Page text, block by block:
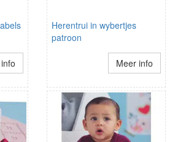
Herentrui in wybertjes
patroon
Meer info